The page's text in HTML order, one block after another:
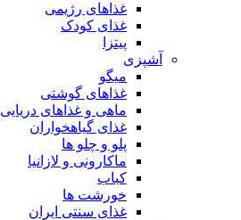
غذاهای رژیمی
غذای کودک
پیتزا
آشپزی
میگو
غذاهای گوشتی
ماهی و غذاهای دریایی
غذای گیاهخواران
پلو و چلو ها
ماکارونی و لازانیا
کباب
خورشت ها
غذای سنتی ایران